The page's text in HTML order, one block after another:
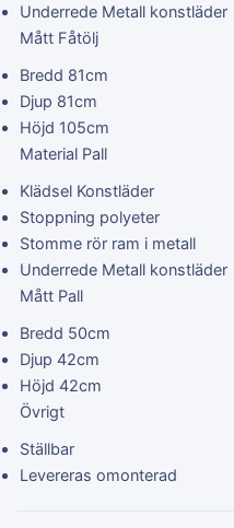
Underrede Metall konstläder
Mått Fåtölj
Bredd 81cm
Djup 81cm
Höjd 105cm
Material Pall
Klädsel Konstläder
Stoppning polyeter
Stomme rör ram i metall
Underrede Metall konstläder
Mått Pall
Bredd 50cm
Djup 42cm
Höjd 42cm
Övrigt
Ställbar
Levereras omonterad